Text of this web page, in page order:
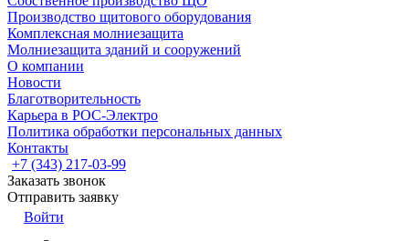
Производство щитового оборудования
Комплексная молниезащита
Молниезащита зданий и сооружений
О компании
Новости
Благотворительность
Карьера в РОС-Электро
Политика обработки персональных данных
Контакты
+7 (343) 217-03-99
Заказать звонок
Отправить заявку
Войти